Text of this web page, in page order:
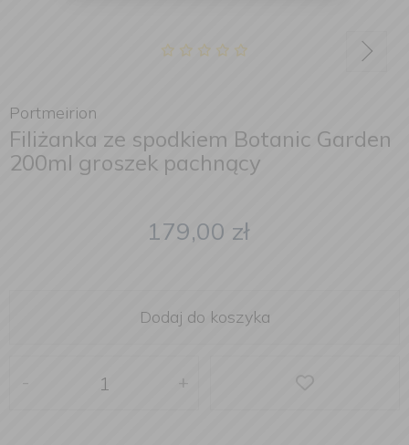
Portmeirion
Filiżanka ze spodkiem Botanic Garden
200ml groszek pachnący
179,00 zł
Dodaj do koszyka
+